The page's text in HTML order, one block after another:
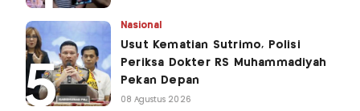
Nasional
Usut Kematian Sutrimo, Polisi
Periksa Dokter RS Muhammadiyah
Pekan Depan
08 Agustus 2026